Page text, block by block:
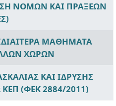
ΝΟΜΩΝ ΚΑΙ ΠΡΑΞΕΩΝ
ΜΑΘΗΜΑΤΑ
ΧΩΡΩΝ
ΚΑΙ ΙΔΡΥΣΗΣ
(ΦΕΚ 2884/2011)